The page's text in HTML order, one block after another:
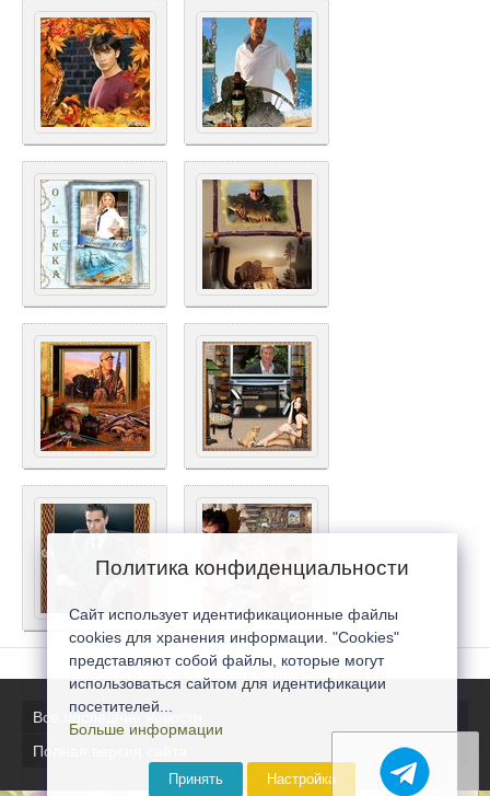
Все последние новости
Полная версия сайта
Политика конфиденциальности
Сайт использует идентификационные файлы
cookies для хранения информации. "Cookies"
представляют собой файлы, которые могут
использоваться сайтом для идентификации
посетителей...
Больше информации
Принять Настройка